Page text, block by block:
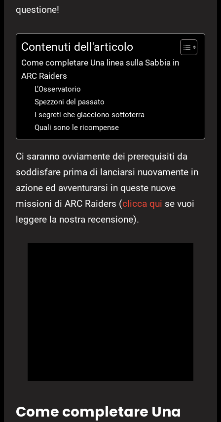
questione!
Contenuti dell'articolo
Come completare Una linea sulla Sabbia in
ARC Raiders
L’Osservatorio
Spezzoni del passato
I segreti che giacciono sottoterra
Quali sono le ricompense
Ci saranno ovviamente dei prerequisiti da
soddisfare prima di lanciarsi nuovamente in
azione ed avventurarsi in queste nuove
missioni di ARC Raiders (clicca qui se vuoi
leggere la nostra recensione).
Come completare Una